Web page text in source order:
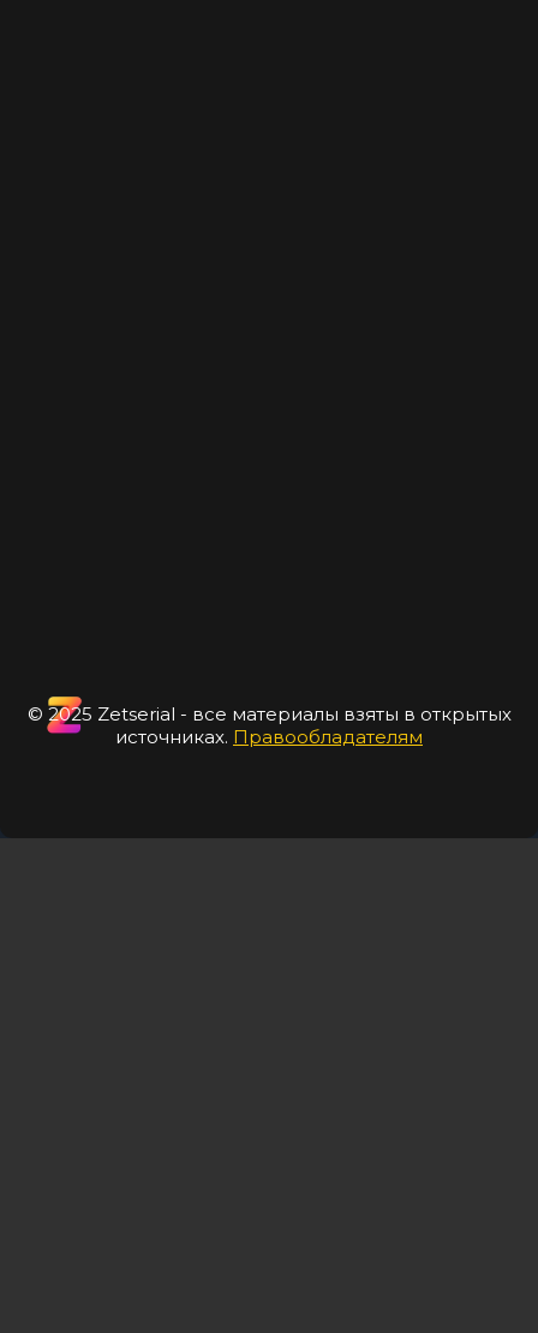
© 2025 Zetserial - все материалы взяты в открытых
источниках. Правообладателям